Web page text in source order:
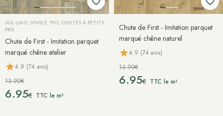
SOL LINO, VINYLE, PVC CHUTES À PETITS
PRIX
Chute de First - Imitation parquet
marqué chêne atelier
4.9 (74 avis)
13.90€
6.95€ TTC le m²
Chute de First - Imitation parquet
marqué chêne naturel
4.9 (74 avis)
13.90€
6.95€ TTC le m²